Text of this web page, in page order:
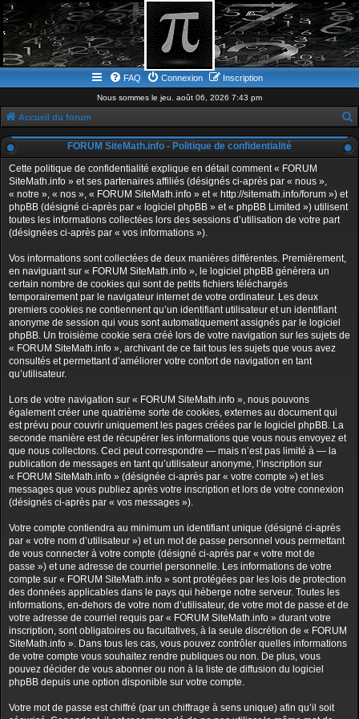
FAQ Connexion Inscription
Nous sommes le jeu. août 06, 2026 7:43 pm
Accueil du forum
e
FORUM SiteMath.info - Politique de confidentialité
Cette politique de confidentialité explique en détail comment « FORUM
SiteMath.info » et ses partenaires affiliés (désignés ci-après par « nous »,
« notre », « nos », « FORUM SiteMath.info » et « http://sitemath.info/forum ») et
phpBB (désigné ci-après par « logiciel phpBB » et « phpBB Limited ») utilisent
toutes les informations collectées lors des sessions d’utilisation de votre part
(désignées ci-après par « vos informations »).
Vos informations sont collectées de deux manières différentes. Premièrement,
en naviguant sur « FORUM SiteMath.info », le logiciel phpBB génèrera un
certain nombre de cookies qui sont de petits fichiers téléchargés
temporairement par le navigateur internet de votre ordinateur. Les deux
premiers cookies ne contiennent qu’un identifiant utilisateur et un identifiant
anonyme de session qui vous sont automatiquement assignés par le logiciel
phpBB. Un troisième cookie sera créé lors de votre navigation sur les sujets de
« FORUM SiteMath.info », archivant de ce fait tous les sujets que vous avez
consultés et permettant d’améliorer votre confort de navigation en tant
qu’utilisateur.
Lors de votre navigation sur « FORUM SiteMath.info », nous pouvons
également créer une quatrième sorte de cookies, externes au document qui
est prévu pour couvrir uniquement les pages créées par le logiciel phpBB. La
seconde manière est de récupérer les informations que vous nous envoyez et
que nous collectons. Ceci peut correspondre — mais n’est pas limité à — la
publication de messages en tant qu’utilisateur anonyme, l’inscription sur
« FORUM SiteMath.info » (désignée ci-après par « votre compte ») et les
messages que vous publiez après votre inscription et lors de votre connexion
(désignés ci-après par « vos messages »).
Votre compte contiendra au minimum un identifiant unique (désigné ci-après
par « votre nom d’utilisateur ») et un mot de passe personnel vous permettant
de vous connecter à votre compte (désigné ci-après par « votre mot de
passe ») et une adresse de courriel personnelle. Les informations de votre
compte sur « FORUM SiteMath.info » sont protégées par les lois de protection
des données applicables dans le pays qui héberge notre serveur. Toutes les
informations, en-dehors de votre nom d’utilisateur, de votre mot de passe et de
votre adresse de courriel requis par « FORUM SiteMath.info » durant votre
inscription, sont obligatoires ou facultatives, à la seule discrétion de « FORUM
SiteMath.info ». Dans tous les cas, vous pouvez contrôler quelles informations
de votre compte vous souhaitez rendre publiques ou non. De plus, vous
pouvez décider de vous abonner ou non à la liste de diffusion du logiciel
phpBB depuis une option disponible sur votre compte.
Votre mot de passe est chiffré (par un chiffrage à sens unique) afin qu’il soit